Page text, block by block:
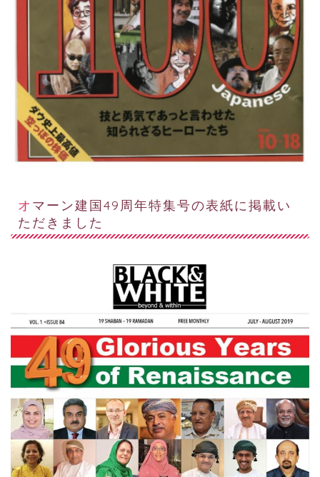
オマーン建国49周年特集号の表紙に掲載い
ただきました